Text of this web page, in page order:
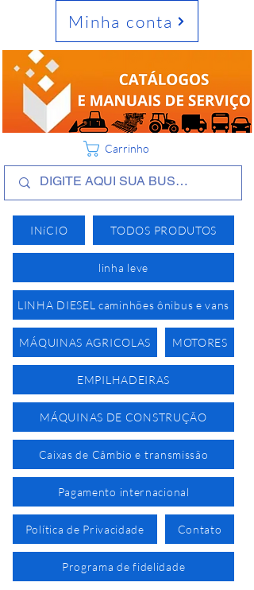
INíCIO TODOS PRODUTOS
linha leve
LINHA DIESEL caminhões ônibus e vans
MÁQUINAS AGRICOLAS MOTORES
EMPILHADEIRAS
MÁQUINAS DE CONSTRUÇÃO
Caixas de Câmbio e transmissão
Pagamento internacional
Política de Privacidade Contato
Programa de fidelidade
Minha conta
Carrinho